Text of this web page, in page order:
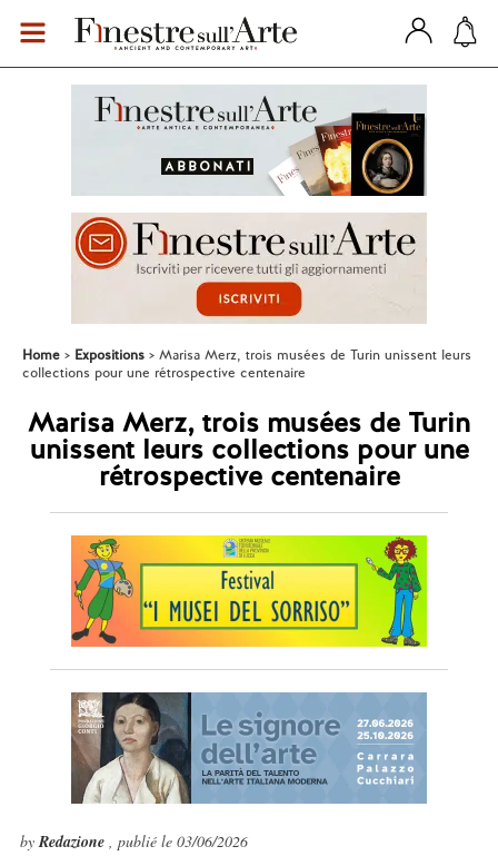
Home Expositions
Marisa Merz, trois musées de Turin unissent leurs
collections pour une rétrospective centenaire
Marisa Merz, trois musées de Turin
unissent leurs collections pour une
rétrospective centenaire
byRedazione , publié le 03/06/2026